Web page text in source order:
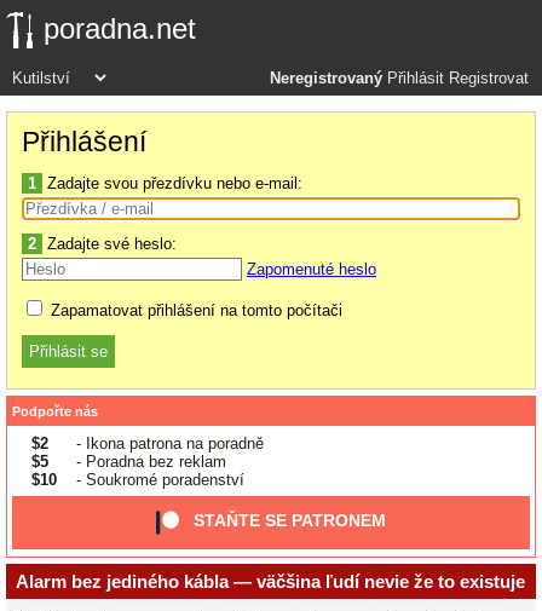
poradna.net
Neregistrovaný Přihlásit Registrovat
Přihlášení
1 Zadajte svou přezdívku nebo e-mail:
2 Zadajte své heslo:
Zapomenuté heslo
Zapamatovat přihlášení na tomto počítači
Podpořte nás
$2
- Ikona patrona na poradně
$5
- Poradna bez reklam
$10
- Soukromé poradenství
STAŇTE SE PATRONEM
Alarm bez jediného kábla — väčšina ľudí nevie že to existuje